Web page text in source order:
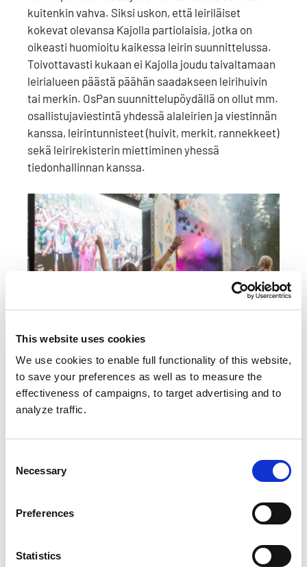
This website uses cookies
We use cookies to enable full functionality of this website,
to save your preferences as well as to measure the
effectiveness of campaigns, to target advertising and to
analyze traffic.
Selection
Necessary
Preferences
Statistics
kuitenkin vahva. Siksi uskon, että leiriläiset
kokevat olevansa Kajolla partiolaisia, jotka on
oikeasti huomioitu kaikessa leirin suunnittelussa.
Toivottavasti kukaan ei Kajolla joudu taivaltamaan
leirialueen päästä päähän saadakseen leirihuivin
tai merkin. OsPan suunnittelupöydällä on ollut mm.
osallistujaviestintä yhdessä alaleirien ja viestinnän
kanssa, leirintunnisteet (huivit, merkit, rannekkeet)
sekä leirirekisterin miettiminen yhessä
tiedonhallinnan kanssa.
Saavutettava Kajo
suurleirien saavutettavuutta. Tavoite on
miten saavutettavuustavoite on otettu omaksi eri
saavutettavuusryhmä on saanut tarjota tukea
saavutettavuusryhmä vastaa partioon tutustujista,